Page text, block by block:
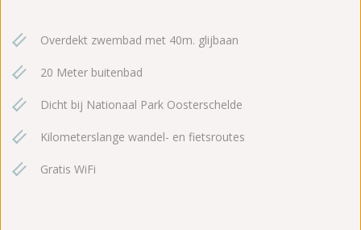
Overdekt zwembad met 40m. glijbaan
20 Meter buitenbad
Dicht bij Nationaal Park Oosterschelde
Kilometerslange wandel- en fietsroutes
Gratis WiFi